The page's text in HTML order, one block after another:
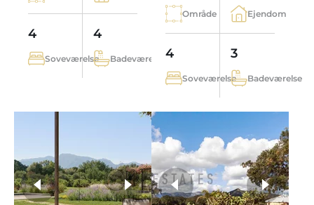
4
Soveværelse
4
Badeværelse
Område Ejendom
4
Soveværelse
3
Badeværelse
flere fotos